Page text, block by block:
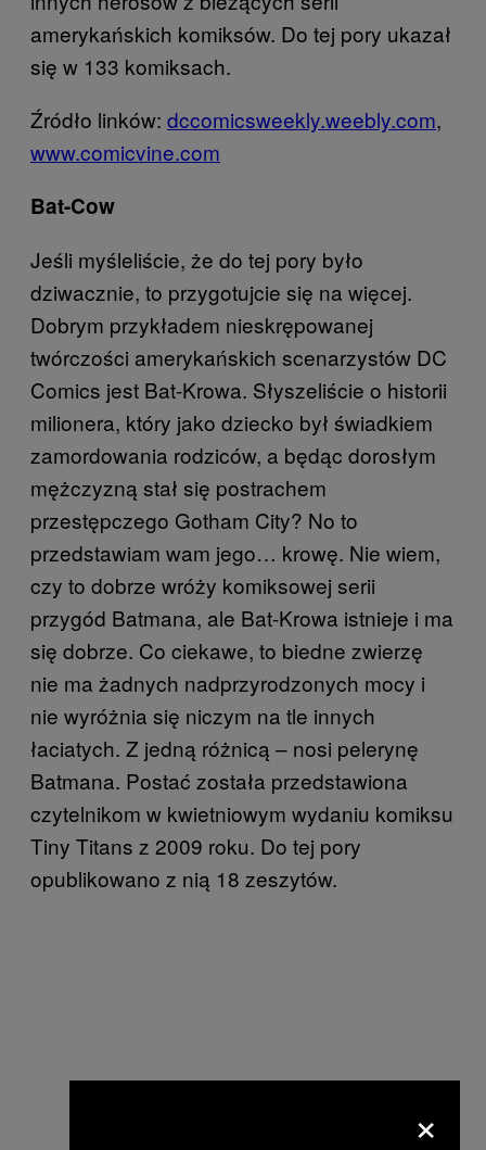
amerykańskich komiksów. Do tej pory ukazał
się w 133 komiksach.
Źródło linków: dccomicsweekly.weebly.com,
www.comicvine.com
Bat-Cow
Jeśli myśleliście, że do tej pory było
dziwacznie, to przygotujcie się na więcej.
Dobrym przykładem nieskrępowanej
twórczości amerykańskich scenarzystów DC
Comics jest Bat-Krowa. Słyszeliście o historii
milionera, który jako dziecko był świadkiem
zamordowania rodziców, a będąc dorosłym
mężczyzną stał się postrachem
przestępczego Gotham City? No to
przedstawiam wam jego… krowę. Nie wiem,
czy to dobrze wróży komiksowej serii
przygód Batmana, ale Bat-Krowa istnieje i ma
się dobrze. Co ciekawe, to biedne zwierzę
nie ma żadnych nadprzyrodzonych mocy i
nie wyróżnia się niczym na tle innych
łaciatych. Z jedną różnicą – nosi pelerynę
Batmana. Postać została przedstawiona
czytelnikom w kwietniowym wydaniu komiksu
Tiny Titans z 2009 roku. Do tej pory
opublikowano z nią 18 zeszytów.
×